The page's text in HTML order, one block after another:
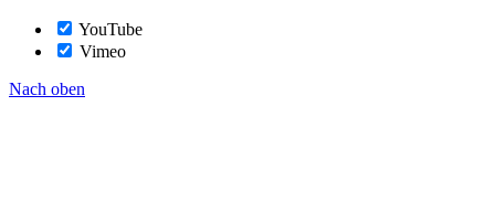
YouTube
Vimeo
Nach oben